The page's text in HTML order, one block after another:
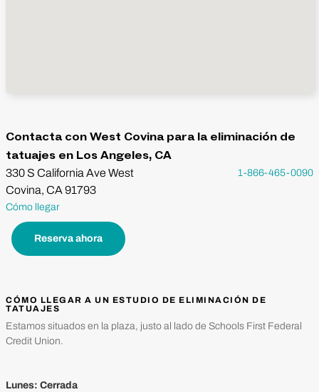
Contacta con West Covina para la eliminación de
tatuajes en Los Angeles, CA
330 S California Ave West
Covina, CA 91793
Cómo llegar
Reserva ahora
1-866-465-0090
CÓMO LLEGAR A UN ESTUDIO DE ELIMINACIÓN DE
TATUAJES
Estamos situados en la plaza, justo al lado de Schools First Federal
Credit Union.
Lunes: Cerrada